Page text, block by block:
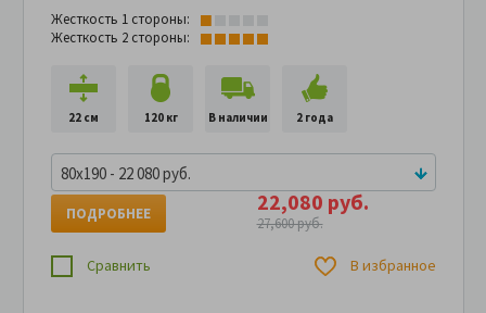
Жесткость 1 стороны:
Жесткость 2 стороны:
22 см 120 кг В наличии 2 года
80x190 - 22 080 руб.
22,080 руб.
27,600 руб.
ПОДРОБНЕЕ
Сравнить В избранное